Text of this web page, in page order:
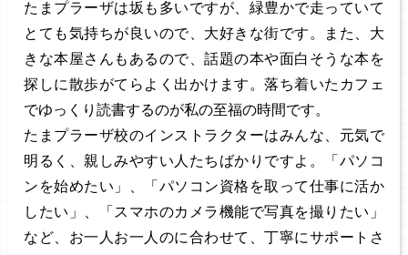
たまプラーザは坂も多いですが、緑豊かで走っていて
とても気持ちが良いので、大好きな街です。また、大
きな本屋さんもあるので、話題の本や面白そうな本を
探しに散歩がてらよく出かけます。落ち着いたカフェ
でゆっくり読書するのが私の至福の時間です。
たまプラーザ校のインストラクターはみんな、元気で
明るく、親しみやすい人たちばかりですよ。「パソコ
ンを始めたい」、「パソコン資格を取って仕事に活か
したい」、「スマホのカメラ機能で写真を撮りたい」
など、お一人お一人のに合わせて、丁寧にサポートさ